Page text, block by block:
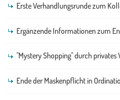
Erste Verhandlungsrunde zum
Ergänzende Informationen zum
"Mystery Shopping" durch
Ende der Maskenpflicht in